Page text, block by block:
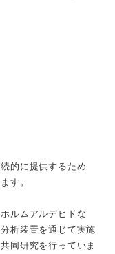
的に提供するため
す。
ルムアルデヒドな
析装置を通じて実施
同研究を行っていま